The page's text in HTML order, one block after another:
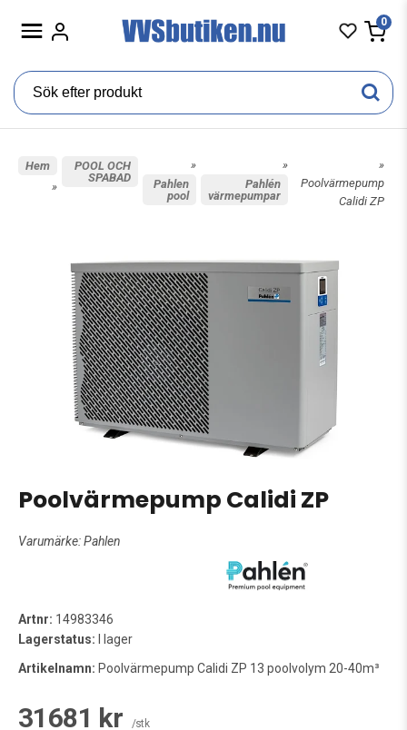
0
Hem
»
POOL OCH
SPABAD
»
Pahlen
pool
»
Pahlén
värmepumpar
»
Poolvärmepump
Calidi ZP
Poolvärmepump Calidi ZP
Varumärke:Pahlen
Artnr: 14983346
Lagerstatus: I lager
Artikelnamn: Poolvärmepump Calidi ZP 13 poolvolym 20-40m³
31681 kr /stk